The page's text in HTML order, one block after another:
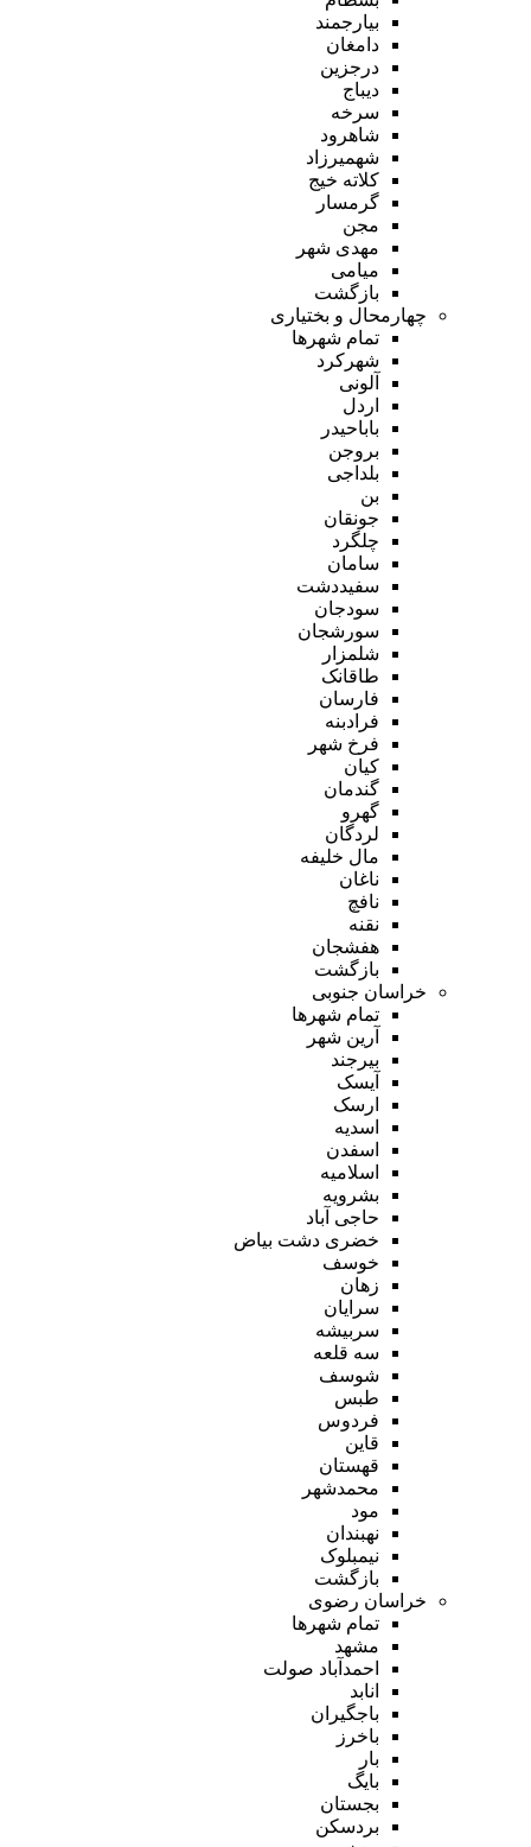
بیارجمند
دامغان
درجزین
دیباج
سرخه
شاهرود
شهمیرزاد
کلاته خیج
گرمسار
مجن
مهدی شهر
میامی
بازگشت
چهارمحال و بختیاری
تمام شهر‌ها
شهرکرد
آلونی
اردل
باباحیدر
بروجن
بلداجی
بن
جونقان
چلگرد
سامان
سفیددشت
سودجان
سورشجان
شلمزار
طاقانک
فارسان
فرادبنه
فرخ شهر
کیان
گندمان
گهرو
لردگان
مال خلیفه
ناغان
نافچ
نقنه
هفشجان
بازگشت
خراسان جنوبی
تمام شهر‌ها
آرین شهر
بیرجند
آیسک
ارسک
اسدیه
اسفدن
اسلامیه
بشرویه
حاجی آباد
خضری دشت بیاض
خوسف
زهان
سرایان
سربیشه
سه قلعه
شوسف
طبس
فردوس
قاین
قهستان
محمدشهر
مود
نهبندان
نیمبلوک
بازگشت
خراسان رضوی
تمام شهر‌ها
مشهد
احمدآباد صولت
انابد
باجگیران
باخرز
بار
بایگ
بجستان
بردسکن